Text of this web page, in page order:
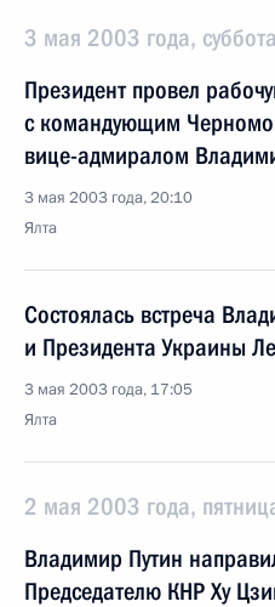
3 мая 2003 года, суббота
Президент провел
с командующим
вице-адмиралом
3 мая 2003 года, 20:10
Ялта
Состоялась встреча
и Президента Украины
3 мая 2003 года, 17:05
Ялта
2 мая 2003 года,
Владимир Путин
Председателю КНР Ху